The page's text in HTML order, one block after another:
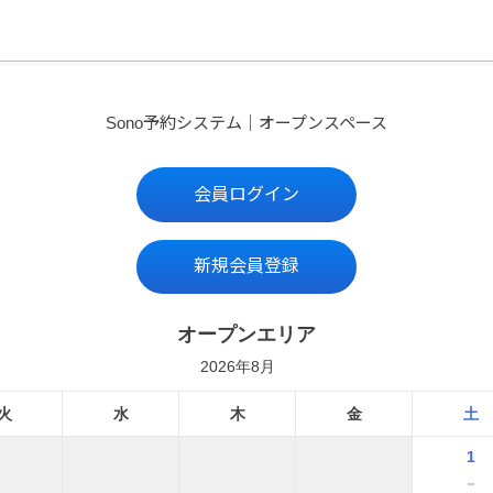
Sono予約システム｜オープンスペース
会員ログイン
新規会員登録
オープンエリア
2026年8月
水 木 金 土
1
－